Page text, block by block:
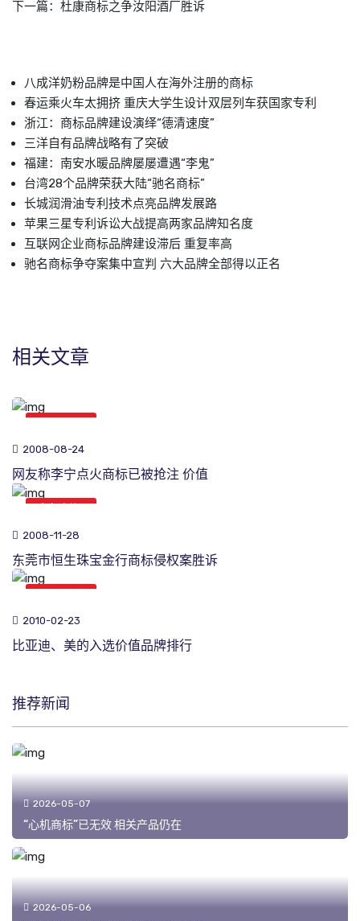
下一篇： 杜康商标之争汝阳酒厂胜诉
八成洋奶粉品牌是中国人在海外注册的商标
春运乘火车太拥挤 重庆大学生设计双层列车获国家专利
浙江：商标品牌建设演绎“德清速度”
三洋自有品牌战略有了突破
福建：南安水暖品牌屡屡遭遇“李鬼”
台湾28个品牌荣获大陆“驰名商标”
长城润滑油专利技术点亮品牌发展路
苹果三星专利诉讼大战提高两家品牌知名度
互联网企业商标品牌建设滞后 重复率高
驰名商标争夺案集中宣判 六大品牌全部得以正名
相关文章
2008-08-24
网友称李宁点火商标已被抢注 价值
2008-11-28
东莞市恒生珠宝金行商标侵权案胜诉
2010-02-23
比亚迪、美的入选价值品牌排行
推荐新闻
2026-05-07
“心机商标”已无效 相关产品仍在
2026-05-06